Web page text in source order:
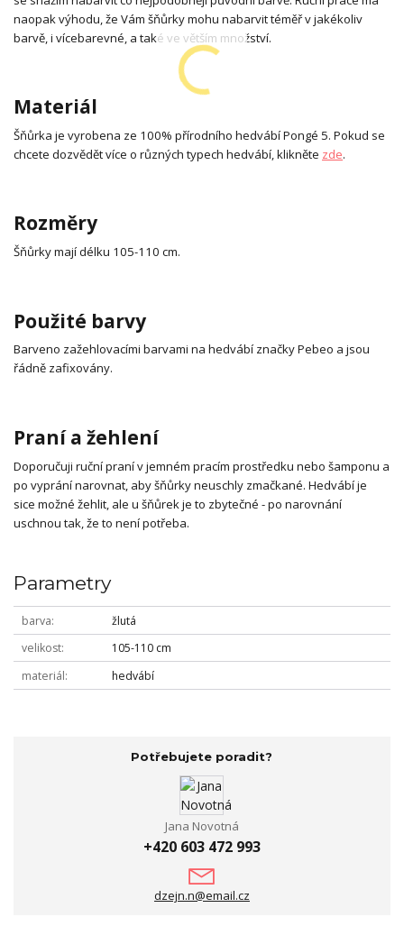
naopak výhodu, že Vám šňůrky mohu nabarvit téměř v jakékoliv
barvě, i vícebarevné, a také ve větším množství.
Materiál
Šňůrka je vyrobena ze 100% přírodního hedvábí Pongé 5. Pokud se
chcete dozvědět více o různých typech hedvábí, klikněte zde.
Rozměry
Šňůrky mají délku 105-110 cm.
Použité barvy
Barveno zažehlovacími barvami na hedvábí značky Pebeo a jsou
řádně zafixovány.
Praní a žehlení
Doporučuji ruční praní v jemném pracím prostředku nebo šamponu a
po vyprání narovnat, aby šňůrky neuschly zmačkané. Hedvábí je
sice možné žehlit, ale u šňůrek je to zbytečné - po narovnání
uschnou tak, že to není potřeba.
Parametry
barva
žlutá
velikost
105-110 cm
materiál
hedvábí
Potřebujete poradit?
Jana Novotná
+420 603 472 993
dzejn.n@email.cz